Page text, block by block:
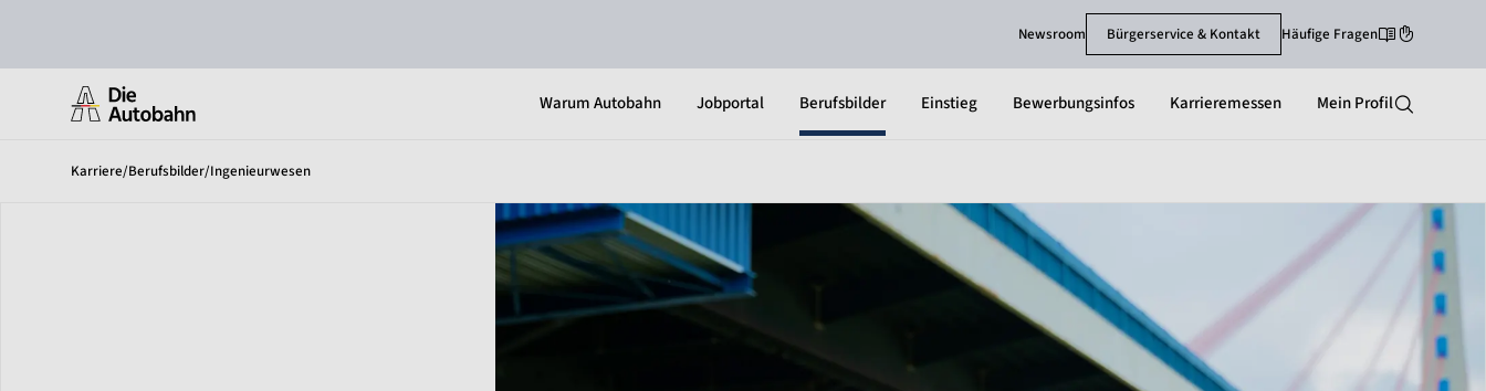
Newsroom Bürgerservice & Kontakt Häufige FragenLeichte-Sprache
Warum Autobahn Jobportal Berufsbilder Einstieg Bewerbungsinfos Karrieremessen Mein Profil
Karriere/Berufsbilder/Ingenieurwesen